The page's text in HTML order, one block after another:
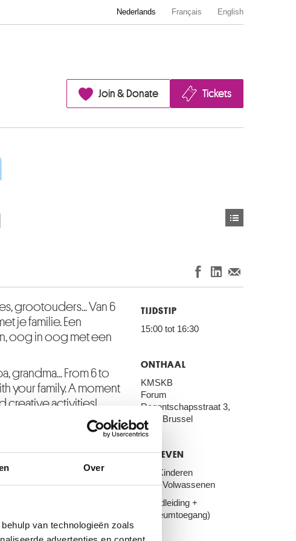
Over
van technologieën zoals
Nederlands Français English
Join & Donate Tickets
grootouders... Van 6
je familie. Een
oog in oog met een
grandma... From 6 to
your family. A moment
creative activities!
kunst
TIJDSTIP
15:00 tot 16:30
ONTHAAL
KMSKB
Forum
Regentschapsstraat 3,
1000 Brussel
TARIEVEN
€ 8: Kinderen
€ 14: Volwassenen
(Rondleiding +
museumtoegang)